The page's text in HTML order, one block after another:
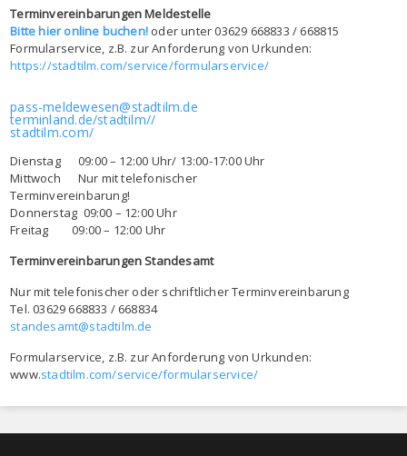
Terminvereinbarungen Meldestelle
Bitte hier online buchen! oder unter 03629 668833 / 668815
Formularservice, z.B. zur Anforderung von Urkunden:
https://stadtilm.com/service/formularservice/
pass-meldewesen@stadtilm.de
terminland.de/stadtilm//
stadtilm.com/
Dienstag 09:00 – 12:00 Uhr/ 13:00-17:00 Uhr
Mittwoch Nur mit telefonischer
Terminvereinbarung!
Donnerstag 09:00 – 12:00 Uhr
Freitag 09:00 – 12:00 Uhr
Terminvereinbarungen Standesamt
Nur mit telefonischer oder schriftlicher Terminvereinbarung
Tel. 03629 668833 / 668834
standesamt@stadtilm.de
Formularservice, z.B. zur Anforderung von Urkunden:
www.stadtilm.com/service/formularservice/